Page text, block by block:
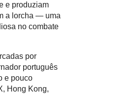
e produziam
a lorcha — uma
no combate
por
português
e pouco
Hong Kong,